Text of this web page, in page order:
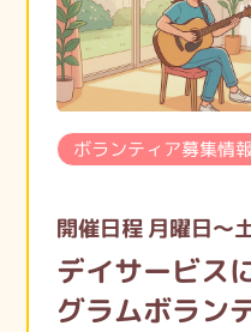
ボランティア募集情報
開催日程 月曜日～
デイサービス
グラムボラン